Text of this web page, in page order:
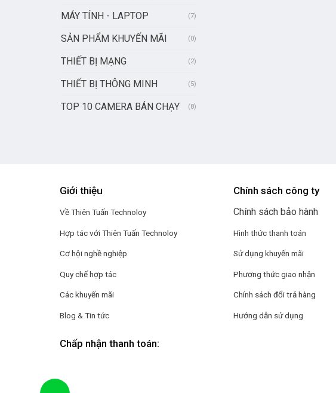
MÁY TÍNH - LAPTOP (7)
SẢN PHẨM KHUYẾN MÃI (0)
THIẾT BỊ MẠNG (2)
THIẾT BỊ THÔNG MINH (5)
TOP 10 CAMERA BÁN CHẠY (8)
Giới thiệu
Về Thiên Tuấn Technoloy
Hợp tác với Thiên Tuấn Technoloy
Cơ hội nghề nghiệp
Quy chế hợp tác
Các khuyến mãi
Blog & Tin tức
Chính sách công ty
Chính sách bảo hành
Hình thức thanh toán
Sử dụng khuyến mãi
Phương thức giao nhận
Chính sách đổi trả hàng
Hướng dẫn sử dụng
Chấp nhận thanh toán: